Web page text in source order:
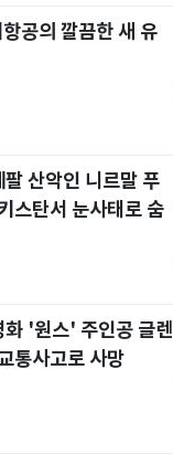
공의 깔끔한 새 유
산악인 니르말 푸
스탄서 눈사태로 숨
'원스' 주인공 글렌
통사고로 사망